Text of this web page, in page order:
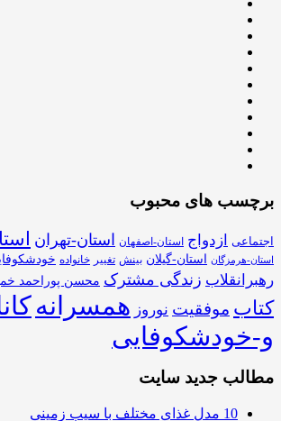
برچسب های محبوب
اجتماعی ازدواج استان-اصفهان استان-تهران
استان-هرمزگان استان-گیلان بینش تغییر خانواده
رهبرانقلاب زندگی مشترک محسن پوراحمد
کتاب موفقیت نوروز همسرانه
و-خودشکوفایی
مطالب جدید سایت
10 مدل غذای مختلف با سیب زمینی